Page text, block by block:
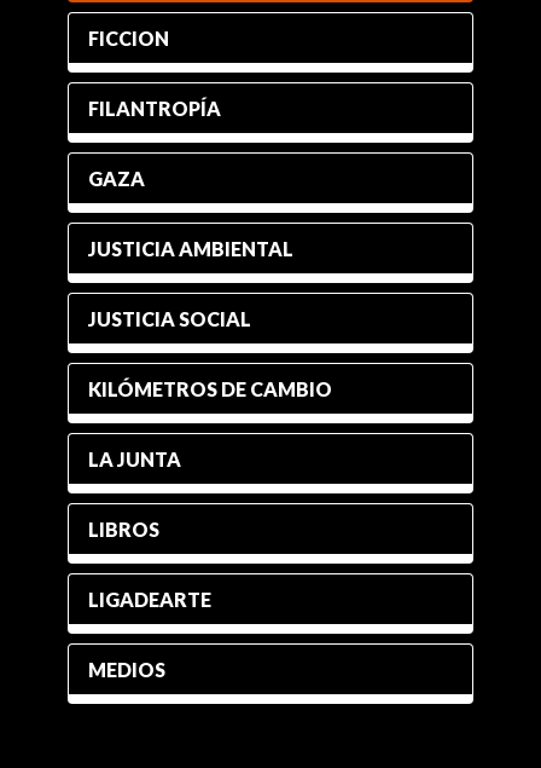
FICCION
FILANTROPÍA
GAZA
JUSTICIA AMBIENTAL
JUSTICIA SOCIAL
KILÓMETROS DE CAMBIO
LA JUNTA
LIBROS
LIGADEARTE
MEDIOS